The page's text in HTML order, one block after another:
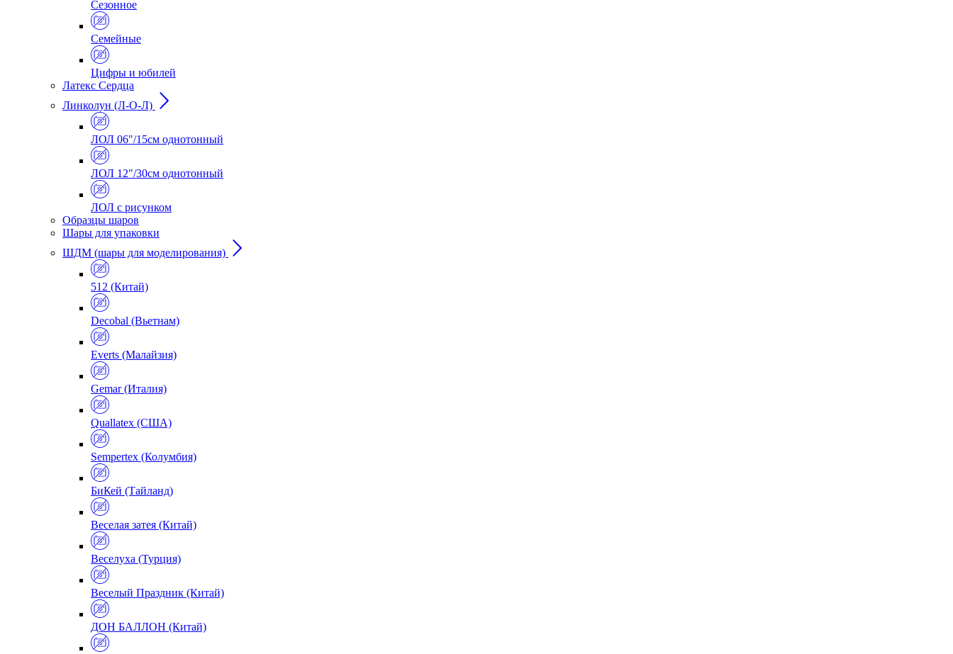
Сезонное
Семейные
Цифры и юбилей
Латекс Сердца
Линколун (Л-О-Л)
ЛОЛ 06"/15см однотонный
ЛОЛ 12"/30см однотонный
ЛОЛ с рисунком
Образцы шаров
Шары для упаковки
ШДМ (шары для моделирования)
512 (Китай)
Decobal (Вьетнам)
Everts (Малайзия)
Gemar (Италия)
Quallatex (США)
Sempertex (Колумбия)
БиКей (Тайланд)
Веселая затея (Китай)
Веселуха (Турция)
Веселый Праздник (Китай)
ДОН БАЛЛОН (Китай)